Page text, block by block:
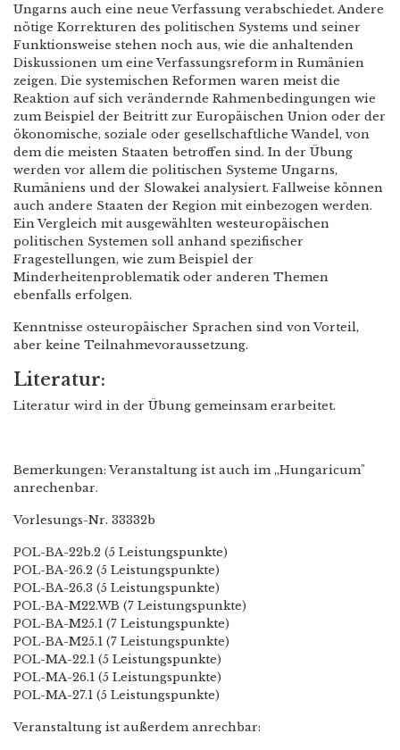
Ungarns auch eine neue Verfassung verabschiedet. Andere
nötige Korrekturen des politischen Systems und seiner
Funktionsweise stehen noch aus, wie die anhaltenden
Diskussionen um eine Verfassungsreform in Rumänien
zeigen. Die systemischen Reformen waren meist die
Reaktion auf sich verändernde Rahmenbedingungen wie
zum Beispiel der Beitritt zur Europäischen Union oder der
ökonomische, soziale oder gesellschaftliche Wandel, von
dem die meisten Staaten betroffen sind. In der Übung
werden vor allem die politischen Systeme Ungarns,
Rumäniens und der Slowakei analysiert. Fallweise können
auch andere Staaten der Region mit einbezogen werden.
Ein Vergleich mit ausgewählten westeuropäischen
politischen Systemen soll anhand spezifischer
Fragestellungen, wie zum Beispiel der
Minderheitenproblematik oder anderen Themen
ebenfalls erfolgen.
Kenntnisse osteuropäischer Sprachen sind von Vorteil,
aber keine Teilnahmevoraussetzung.
Literatur:
Literatur wird in der Übung gemeinsam erarbeitet.
Bemerkungen: Veranstaltung ist auch im „Hungaricum"
anrechenbar.
Vorlesungs-Nr. 33332b
POL-BA-22b.2 (5 Leistungspunkte)
POL-BA-26.2 (5 Leistungspunkte)
POL-BA-26.3 (5 Leistungspunkte)
POL-BA-M22.WB (7 Leistungspunkte)
POL-BA-M25.1 (7 Leistungspunkte)
POL-BA-M25.1 (7 Leistungspunkte)
POL-MA-22.1 (5 Leistungspunkte)
POL-MA-26.1 (5 Leistungspunkte)
POL-MA-27.1 (5 Leistungspunkte)
Veranstaltung ist außerdem anrechbar: